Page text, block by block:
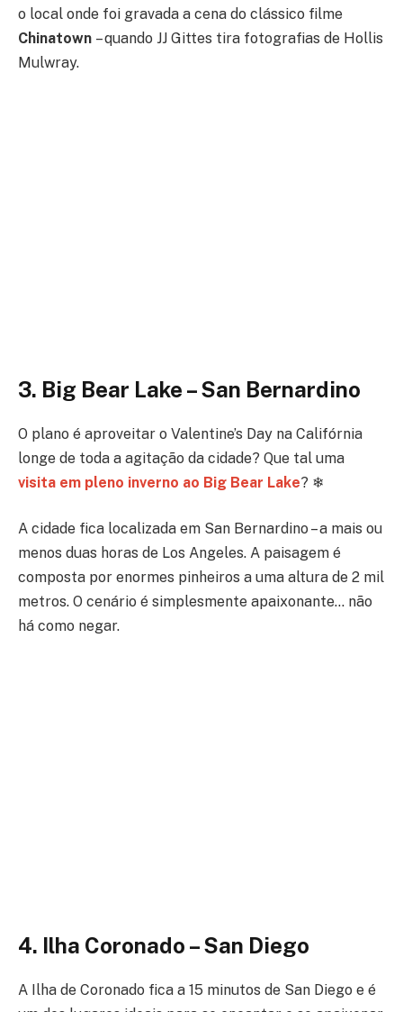
o local onde foi gravada a cena do clássico filme
Chinatown – quando JJ Gittes tira fotografias de Hollis
Mulwray.
3. Big Bear Lake – San Bernardino
O plano é aproveitar o Valentine’s Day na Califórnia
longe de toda a agitação da cidade? Que tal uma
visita em pleno inverno ao Big Bear Lake? ❄
A cidade fica localizada em San Bernardino – a mais ou
menos duas horas de Los Angeles. A paisagem é
composta por enormes pinheiros a uma altura de 2 mil
metros. O cenário é simplesmente apaixonante… não
há como negar.
4. Ilha Coronado – San Diego
A Ilha de Coronado fica a 15 minutos de San Diego e é